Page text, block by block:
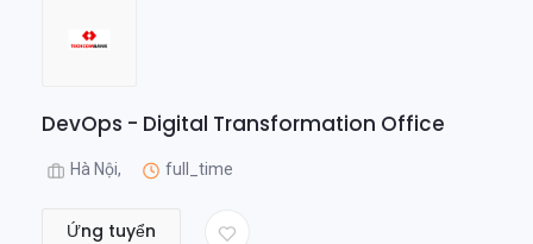
DevOps - Digital Transformation Office
Hà Nội, full_time
Ứng tuyển